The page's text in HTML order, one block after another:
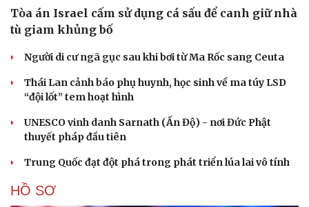
Tòa án Israel cấm sử dụng cá sấu để canh giữ nhà
tù giam khủng bố
Người di cư ngã gục sau khi bơi từ Ma Rốc sang Ceuta
Thái Lan cảnh báo phụ huynh, học sinh về ma túy LSD
“đội lốt” tem hoạt hình
UNESCO vinh danh Sarnath (Ấn Độ) - nơi Đức Phật
thuyết pháp đầu tiên
Trung Quốc đạt đột phá trong phát triển lúa lai vô tính
HỒ SƠ